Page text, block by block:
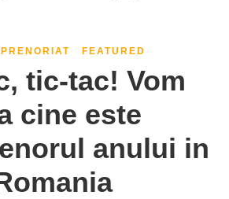
FEATURED
tic-tac! Vom
cine este
anului in